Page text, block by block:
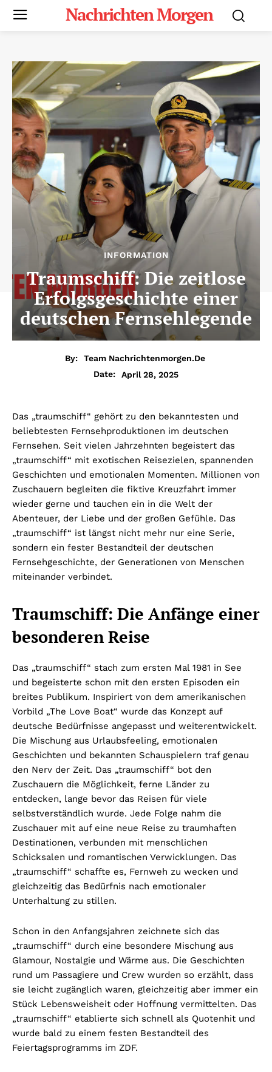
Nachrichten Morgen
INFORMATION
Traumschiff: Die zeitlose
Erfolgsgeschichte einer
deutschen Fernsehlegende
By:
Team Nachrichtenmorgen.de
Date:
April 28, 2025
Das „traumschiff“ gehört zu den bekanntesten und
beliebtesten Fernsehproduktionen im deutschen
Fernsehen. Seit vielen Jahrzehnten begeistert das
„traumschiff“ mit exotischen Reisezielen, spannenden
Geschichten und emotionalen Momenten. Millionen von
Zuschauern begleiten die fiktive Kreuzfahrt immer
wieder gerne und tauchen ein in die Welt der
Abenteuer, der Liebe und der großen Gefühle. Das
„traumschiff“ ist längst nicht mehr nur eine Serie,
sondern ein fester Bestandteil der deutschen
Fernsehgeschichte, der Generationen von Menschen
miteinander verbindet.
Traumschiff: Die Anfänge einer
besonderen Reise
Das „traumschiff“ stach zum ersten Mal 1981 in See
und begeisterte schon mit den ersten Episoden ein
breites Publikum. Inspiriert von dem amerikanischen
Vorbild „The Love Boat“ wurde das Konzept auf
deutsche Bedürfnisse angepasst und weiterentwickelt.
Die Mischung aus Urlaubsfeeling, emotionalen
Geschichten und bekannten Schauspielern traf genau
den Nerv der Zeit. Das „traumschiff“ bot den
Zuschauern die Möglichkeit, ferne Länder zu
entdecken, lange bevor das Reisen für viele
selbstverständlich wurde. Jede Folge nahm die
Zuschauer mit auf eine neue Reise zu traumhaften
Destinationen, verbunden mit menschlichen
Schicksalen und romantischen Verwicklungen. Das
„traumschiff“ schaffte es, Fernweh zu wecken und
gleichzeitig das Bedürfnis nach emotionaler
Unterhaltung zu stillen.
Schon in den Anfangsjahren zeichnete sich das
„traumschiff“ durch eine besondere Mischung aus
Glamour, Nostalgie und Wärme aus. Die Geschichten
rund um Passagiere und Crew wurden so erzählt, dass
sie leicht zugänglich waren, gleichzeitig aber immer ein
Stück Lebensweisheit oder Hoffnung vermittelten. Das
„traumschiff“ etablierte sich schnell als Quotenhit und
wurde bald zu einem festen Bestandteil des
Feiertagsprogramms im ZDF.